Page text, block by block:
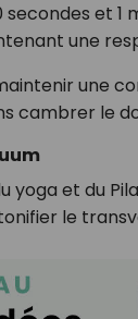
secondes et 1
une
une
cambrer le
yoga et du
le